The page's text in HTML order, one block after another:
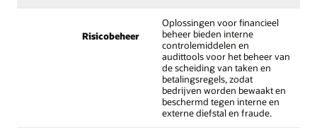
Risicobeheer
Oplossingen voor financieel
beheer bieden interne
controlemiddelen en
audittools voor het beheer van
de scheiding van taken en
betalingsregels, zodat
bedrijven worden bewaakt en
beschermd tegen interne en
externe diefstal en fraude.